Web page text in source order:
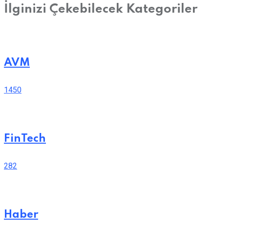
İlginizi Çekebilecek Kategoriler
AVM
1450
FinTech
282
Haber